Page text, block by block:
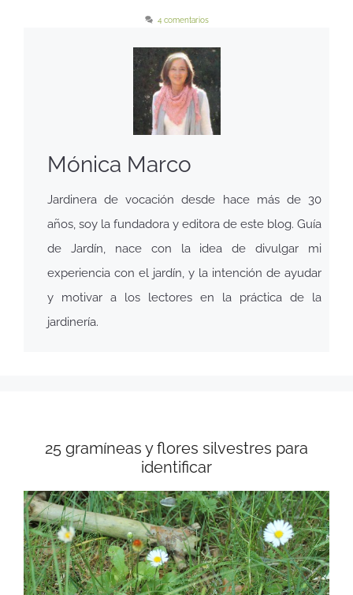
4 comentarios
Mónica Marco
Jardinera de vocación desde hace más de 30
años, soy la fundadora y editora de este blog. Guía
de Jardín, nace con la idea de divulgar mi
experiencia con el jardín, y la intención de ayudar
y motivar a los lectores en la práctica de la
jardinería.
25 gramíneas y flores silvestres para
identificar